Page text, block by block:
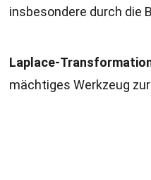
insbesondere durch die
Laplace-
mächtiges Werkzeug